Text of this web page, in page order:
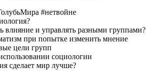
#нетвойне
влияние и управлять разными группами?
при попытке изменить мнение
цели групп
социологии
сделает мир лучше?